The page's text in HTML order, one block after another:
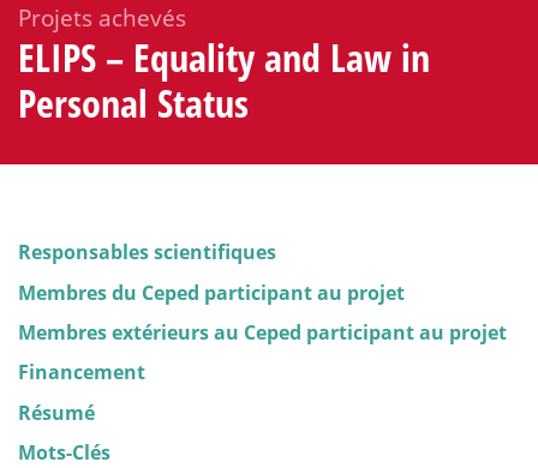
Projets achevés
ELIPS – Equality and Law in
Personal Status
Responsables scientifiques
Membres du Ceped participant au projet
Membres extérieurs au Ceped participant au projet
Financement
Résumé
Mots-Clés